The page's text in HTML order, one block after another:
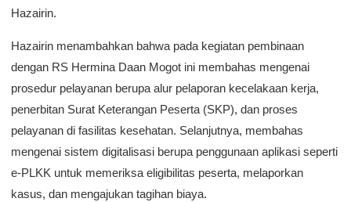
Hazairin.
Hazairin menambahkan bahwa pada kegiatan pembinaan
dengan RS Hermina Daan Mogot ini membahas mengenai
prosedur pelayanan berupa alur pelaporan kecelakaan kerja,
penerbitan Surat Keterangan Peserta (SKP), dan proses
pelayanan di fasilitas kesehatan. Selanjutnya, membahas
mengenai sistem digitalisasi berupa penggunaan aplikasi seperti
e-PLKK untuk memeriksa eligibilitas peserta, melaporkan
kasus, dan mengajukan tagihan biaya.